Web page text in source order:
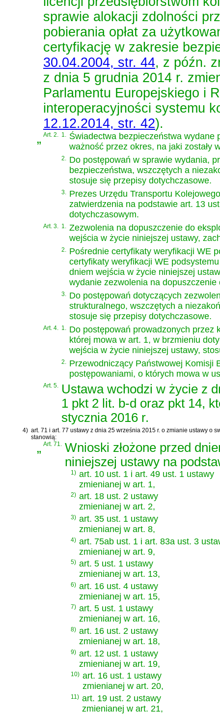
sprawie alokacji zdolności
pobierania opłat za
certyfikację w zakresie
30.04.2004, str. 44, z późn.
z dnia 5 grudnia 2014 r.
Parlamentu Europejskiego i
interoperacyjności systemu
12.12.2014, str. 42).
„Art. 2. 1. Świadectwa bezpieczeństwa
ważność przez okres, na jaki zostały
2. Do postępowań w sprawie wydania,
bezpieczeństwa, wszczętych a
stosuje się przepisy dotychczasowe.
3. Prezes Urzędu Transportu
zatwierdzenia na podstawie art. 13
dotychczasowym.
Art. 3. 1. Zezwolenia na dopuszczenie do
wejścia w życie niniejszej ustawy,
2. Pośrednie certyfikaty weryfikacji WE
certyfikaty weryfikacji WE
dniem wejścia w życie niniejszej
wydanie zezwolenia na
3. Do postępowań dotyczących
strukturalnego, wszczętych a
stosuje się przepisy dotychczasowe.
Art. 4. 1. Do postępowań prowadzonych przez
której mowa w art. 1, w brzmieniu
wejścia w życie niniejszej ustawy,
2. Przewodniczący Państwowej Komisji
postępowaniami, o których mowa w
Art. 5. Ustawa wchodzi w życie z
1 pkt 2 lit. b-d oraz pkt 14,
stycznia 2016 r.
4) art. 71 i art. 77 ustawy z dnia 25 września 2015 r. o zmianie ustawy o
stanowią:
„Art. 71. Wnioski złożone przed
niniejszej ustawy na
1) art. 10 ust. 1 i art. 49 ust. 1 ustawy
zmienianej w art. 1,
2) art. 18 ust. 2 ustawy
zmienianej w art. 2,
3) art. 35 ust. 1 ustawy
zmienianej w art. 8,
4) art. 75ab ust. 1 i art. 83a ust. 3
zmienianej w art. 9,
5) art. 5 ust. 1 ustawy
zmienianej w art. 13,
6) art. 16 ust. 4 ustawy
zmienianej w art. 15,
7) art. 5 ust. 1 ustawy
zmienianej w art. 16,
8) art. 16 ust. 2 ustawy
zmienianej w art. 18,
9) art. 12 ust. 1 ustawy
zmienianej w art. 19,
10) art. 16 ust. 1 ustawy
zmienianej w art. 20,
11) art. 19 ust. 2 ustawy
zmienianej w art. 21,